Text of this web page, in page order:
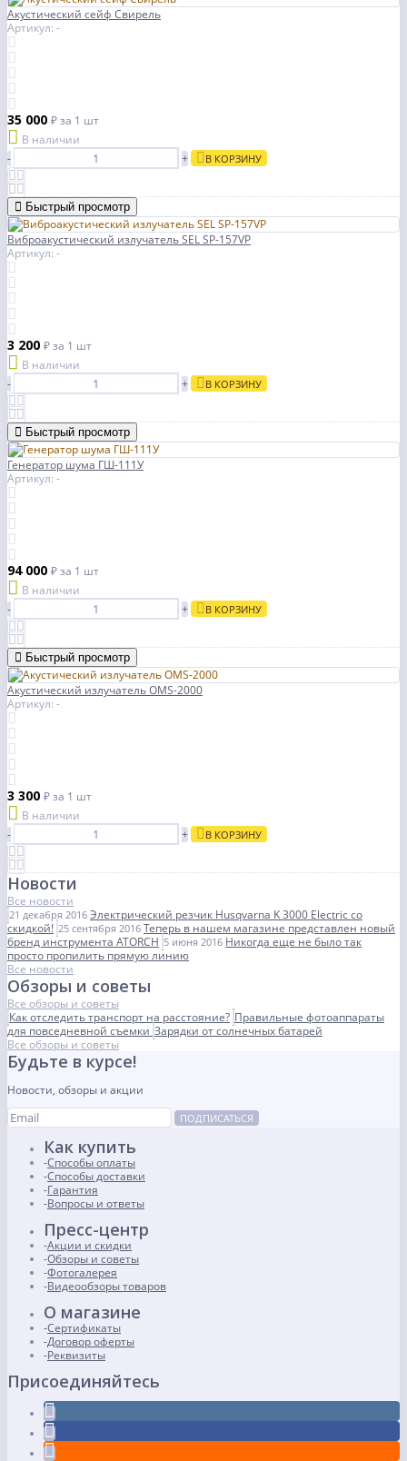
Акустический сейф Свирель
Артикул: -
35 000 ₽за 1 шт
В наличии
-
+ В КОРЗИНУ
Быстрый просмотр
Виброакустический излучатель SEL SP-157VP
Артикул: -
3 200 ₽за 1 шт
В наличии
-
+ В КОРЗИНУ
Быстрый просмотр
Генератор шума ГШ-111У
Артикул: -
94 000 ₽за 1 шт
В наличии
-
+ В КОРЗИНУ
Быстрый просмотр
Акустический излучатель OMS-2000
Артикул: -
3 300 ₽за 1 шт
В наличии
-
+ В КОРЗИНУ
Новости
Все новости
21 декабря 2016 Электрический резчик Husqvarna K 3000 Electric со
скидкой! 25 сентября 2016 Теперь в нашем магазине представлен новый
бренд инструмента ATORCH 5 июня 2016 Никогда еще не было так
просто пропилить прямую линию
Все новости
Обзоры и советы
Все обзоры и советы
Как отследить транспорт на расстояние? Правильные фотоаппараты
для повседневной съемки Зарядки от солнечных батарей
Все обзоры и советы
Будьте в курсе!
Новости, обзоры и акции
ПОДПИСАТЬСЯ
Как купить
Способы оплаты
Способы доставки
Гарантия
Вопросы и ответы
Пресс-центр
Акции и скидки
Обзоры и советы
Фотогалерея
Видеообзоры товаров
О магазине
Сертификаты
Договор оферты
Реквизиты
Присоединяйтесь